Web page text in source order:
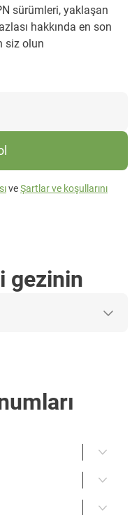
sürümleri, yaklaşan
hakkında en son
siz olun
veŞartlar ve koşullarını
gezinin